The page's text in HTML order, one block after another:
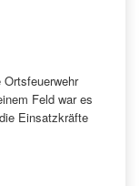
Feld war es
Einsatzkräfte